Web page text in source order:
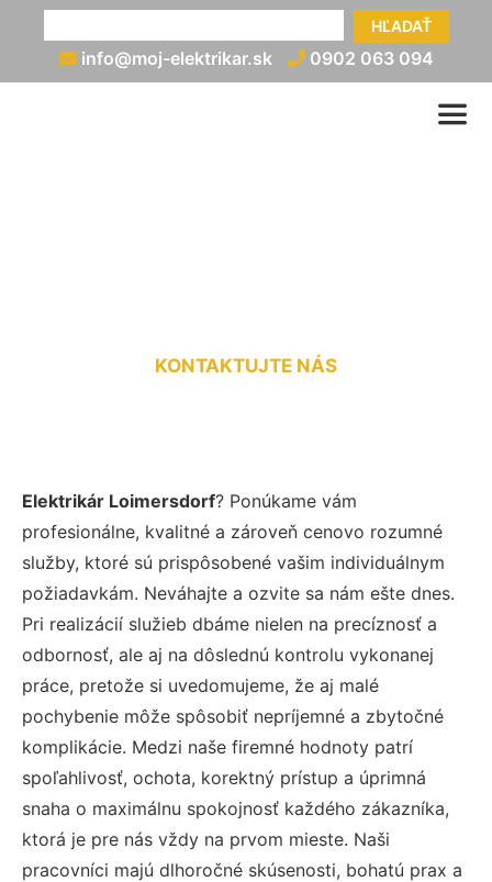
HĽADAŤ
info@moj-elektrikar.sk 0902 063 094
KONTAKTUJTE NÁS
Elektrikár Loimersdorf? Ponúkame vám
profesionálne, kvalitné a zároveň cenovo rozumné
služby, ktoré sú prispôsobené vašim individuálnym
požiadavkám. Neváhajte a ozvite sa nám ešte dnes.
Pri realizácií služieb dbáme nielen na precíznosť a
odbornosť, ale aj na dôslednú kontrolu vykonanej
práce, pretože si uvedomujeme, že aj malé
pochybenie môže spôsobiť nepríjemné a zbytočné
komplikácie. Medzi naše firemné hodnoty patrí
spoľahlivosť, ochota, korektný prístup a úprimná
snaha o maximálnu spokojnosť každého zákazníka,
ktorá je pre nás vždy na prvom mieste. Naši
pracovníci majú dlhoročné skúsenosti, bohatú prax a